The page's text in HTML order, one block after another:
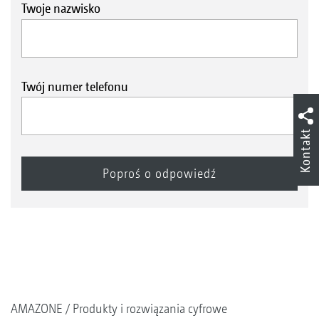
Twoje nazwisko
Twój numer telefonu
AMAZONE
Produkty i rozwiązania cyfrowe
Kontakt